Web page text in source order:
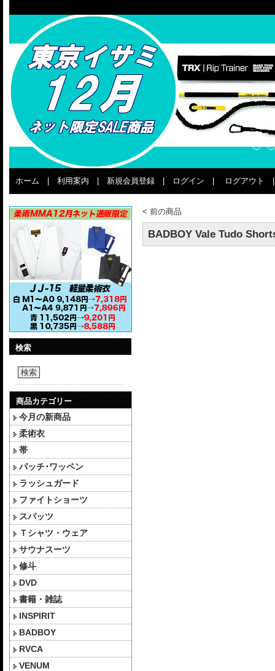
ホーム 利用案内 新規会員登録 ログイン ログアウト
検索
検索
商品カテゴリー
今月の新商品
柔術衣
帯
パッチ･ワッペン
ラッシュガード
ファイトショーツ
スパッツ
Ｔシャツ・ウェア
サウナスーツ
修斗
DVD
書籍・雑誌
INSPIRIT
BADBOY
RVCA
VENUM
< 前の商品
BADBOY Vale Tudo